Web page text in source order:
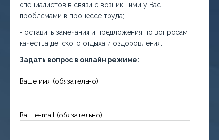
специалистов в связи с возникшими у Вас
проблемами в процессе труда;
- оставить замечания и предложения по вопросам
качества детского отдыха и оздоровления.
Задать вопрос в онлайн режиме:
Ваше имя (обязательно)
Ваш e-mail (обязательно)